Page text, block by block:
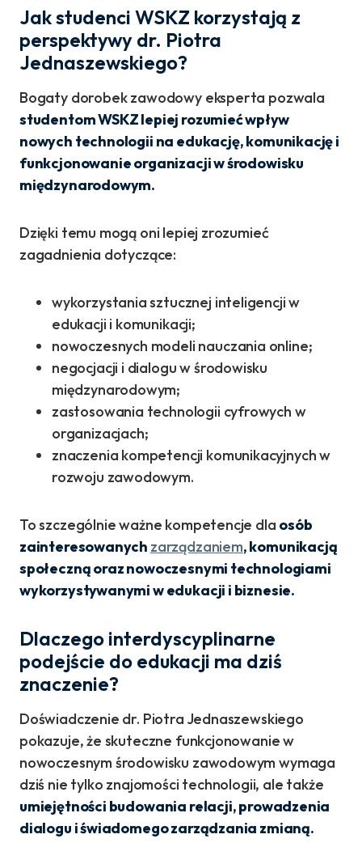
Jak studenci WSKZ korzystają z
perspektywy dr. Piotra
Jednaszewskiego?
Bogaty dorobek zawodowy eksperta pozwala
studentom WSKZ lepiej rozumieć wpływ
nowych technologii na edukację, komunikację i
funkcjonowanie organizacji w środowisku
międzynarodowym.
Dzięki temu mogą oni lepiej zrozumieć
zagadnienia dotyczące:
wykorzystania sztucznej inteligencji w
edukacji i komunikacji;
nowoczesnych modeli nauczania online;
negocjacji i dialogu w środowisku
międzynarodowym;
zastosowania technologii cyfrowych w
organizacjach;
znaczenia kompetencji komunikacyjnych w
rozwoju zawodowym.
To szczególnie ważne kompetencje dla osób
zainteresowanych zarządzaniem, komunikacją
społeczną oraz nowoczesnymi technologiami
wykorzystywanymi w edukacji i biznesie.
Dlaczego interdyscyplinarne
podejście do edukacji ma dziś
znaczenie?
Doświadczenie dr. Piotra Jednaszewskiego
pokazuje, że skuteczne funkcjonowanie w
nowoczesnym środowisku zawodowym wymaga
dziś nie tylko znajomości technologii, ale także
umiejętności budowania relacji, prowadzenia
dialogu i świadomego zarządzania zmianą.